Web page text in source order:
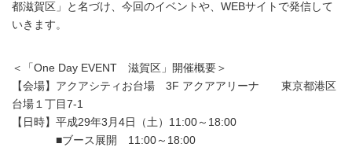
都滋賀区」と名づけ、今回のイベントや、WEBサイトで発信して
いきます。
＜「One Day EVENT 滋賀区」開催概要＞
【会場】アクアシティお台場 3F アクアアリーナ 東京都港区
台場１丁目7-1
【日時】平成29年3月4日（土）11:00～18:00
■ブース展開 11:00～18:00